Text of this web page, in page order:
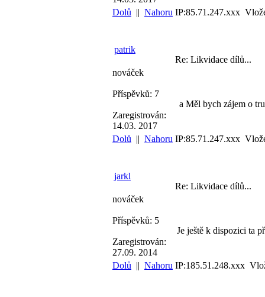
Dolů || Nahoru IP:85.71.247.xxx
patrik
nováček
Příspěvků: 7
Zaregistrován:
14.03. 2017
Re: Likvidace dílů...
a Měl bych zájem o
Dolů || Nahoru IP:85.71.247.xxx
jarkl
nováček
Příspěvků: 5
Zaregistrován:
27.09. 2014
Re: Likvidace dílů...
Je ještě k dispozici ta
Dolů || Nahoru IP:185.51.248.xxx